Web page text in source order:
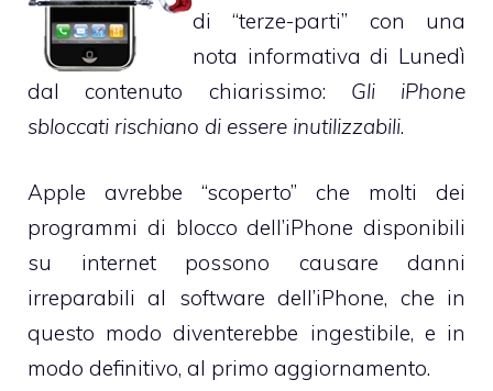
di “terze-parti” con una
nota informativa di Lunedì
dal contenuto chiarissimo: Gli iPhone
sbloccati rischiano di essere inutilizzabili.
Apple avrebbe “scoperto” che molti dei
programmi di blocco dell’iPhone disponibili
su internet possono causare danni
irreparabili al software dell’iPhone, che in
questo modo diventerebbe ingestibile, e in
modo definitivo, al primo aggiornamento.